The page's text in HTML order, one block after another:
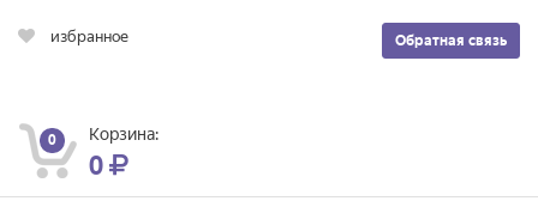
Обратная связь
избранное
0 Корзина:
0